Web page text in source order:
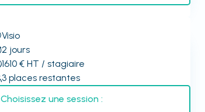
Visio
2 jours
1610€ HT / stagiaire
3 places restantes
Choisissez une session :